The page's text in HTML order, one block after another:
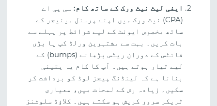
ایفی لیٹ نیٹ ورک کے ساتھ کام: سی پی اے
(CPA) نیٹ ورک میں اپنے پرسنل مینیجر کے
ساتھ مخصوص ایونٹ کے لیے شرائط پر پہلے سے
بات کریں۔ بہت سے مشتہرین ورلڈ کپ یا بڑی
فائٹس کے دوران ریٹس بڑھانے (bumps) کے
لیے تیار ہوتے ہیں۔ آپ کا کام یہ یقینی
بنانا ہے کہ لینڈنگ پیجز لوڈ کو برداشت کر
سکیں۔ زیادہ رش کے لمحات میں، معیاری
ٹریکر سرور کریش ہو سکتے ہیں۔ کلاؤڈ سلوشنز